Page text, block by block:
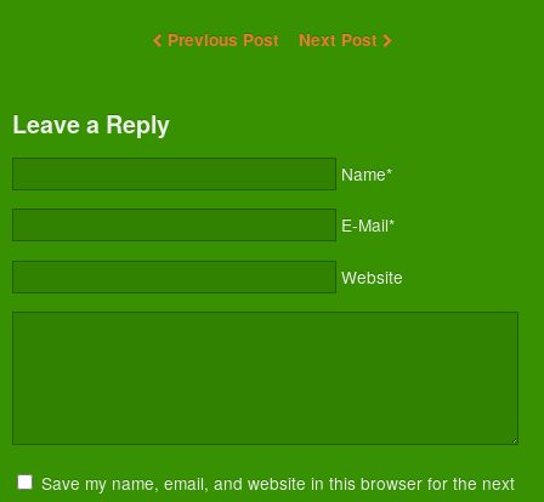
Previous Post Next Post
Leave a Reply
Name*
E-Mail*
Website
Save my name, email, and website in this browser for the next